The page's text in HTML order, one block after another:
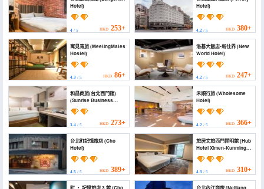
Hotel)
4 / 5 HKD 253+
Hotel)
4.2/ 5 HKD 380+
寓見青旅 (MeetingMates
Hostel)
4.3 / 5 HKD 86+
洛碁大飯店-新仕界 (New
World Hotel)
4.2/ 5 HKD 247+
和昌商旅(台北西門館)
(Sunrise Business
Hotel Ximen)
3.4 / 5 HKD 273+
禾順行旅 (Wholesome
Hotel)
4.2/ 5 HKD 366+
台北町記憶旅店 (Cho
Hotel)
4.5 / 5 HKD 389+
旅居文旅西門昆明館 (Hub
Hotel Ximen-Kunming
Branch)
4.3/ 5 HKD 310+